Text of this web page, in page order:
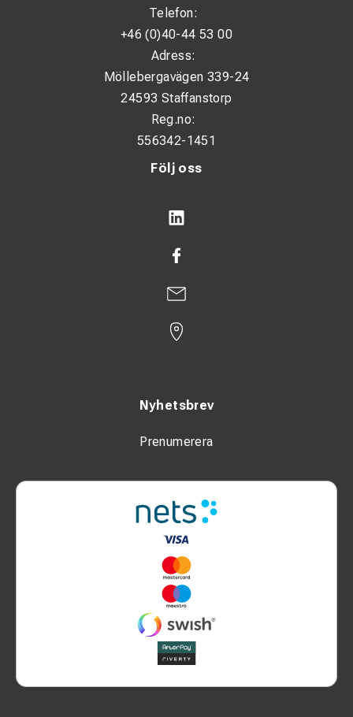
Följ oss
Nyhetsbrev
Prenumerera
Telefon:
+46 (0)40-44 53 00
Adress:
Möllebergavägen 339-24
24593 Staffanstorp
Reg.no:
556342-1451